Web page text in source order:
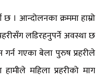
। आन्दोलनका क्रममा हाम्रो
लडिरहनुपर्ने अवस्था छ
गर्न गएका बेला पुरुष प्रहरीले
महिला प्रहरीको माग